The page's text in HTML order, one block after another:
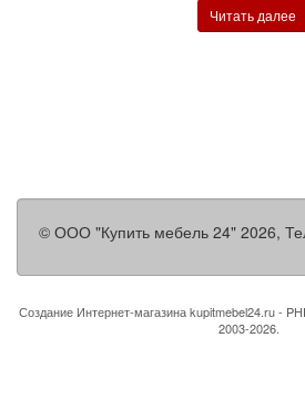
Читать далее
© ООО "Купить мебель 24" 2026,
Создание Интернет-магазинаkupitmebel24.ru -
2003-2026.